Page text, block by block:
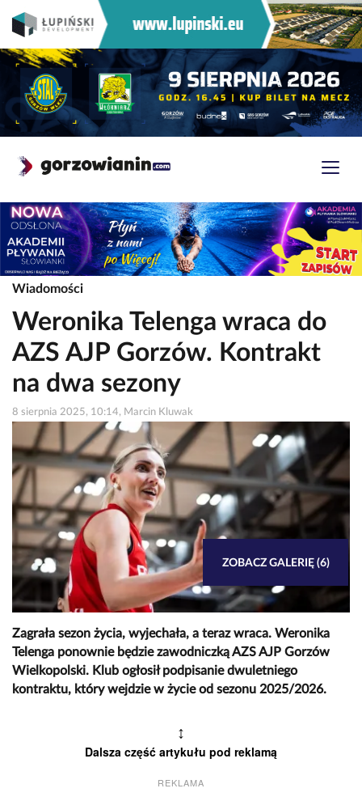
Wiadomości
Weronika Telenga wraca do
AZS AJP Gorzów. Kontrakt
na dwa sezony
8 sierpnia 2025, 10:14, Marcin Kluwak
ZOBACZ GALERIĘ (6)
Zagrała sezon życia, wyjechała, a teraz wraca. Weronika
Telenga ponownie będzie zawodniczką AZS AJP Gorzów
Wielkopolski. Klub ogłosił podpisanie dwuletniego
kontraktu, który wejdzie w życie od sezonu 2025/2026.
↕
Dalsza część artykułu pod reklamą
REKLAMA